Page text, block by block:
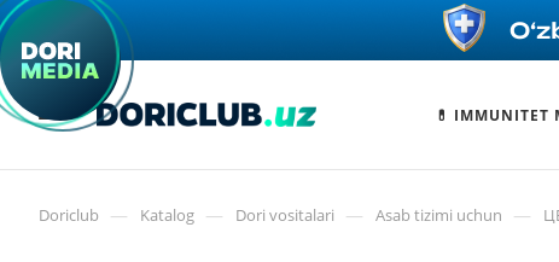
💊 IMMUNITET
Doriclub — Katalog — Dori vositalari — Asab tizimi uchun —